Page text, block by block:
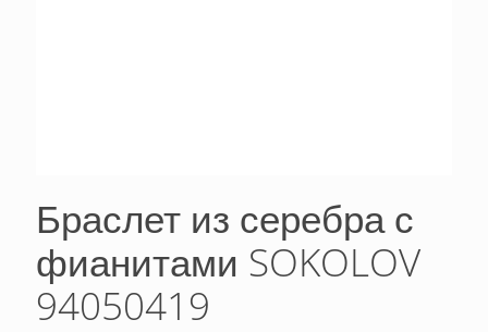
Браслет из серебра с
фианитами SOKOLOV
94050419